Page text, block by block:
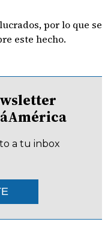
por lo que se
este hecho.
a tu inbox